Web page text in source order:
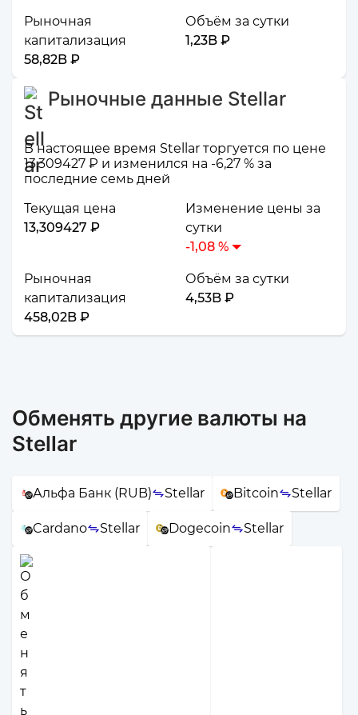
Рыночная
капитализация
58,82B ₽
Объём за сутки
1,23B ₽
Рыночные данные Stellar
В настоящее время Stellar торгуется по цене
13,309427 ₽ и изменился на -6,27 % за
последние семь дней
Текущая цена
13,309427 ₽
Изменение цены за
сутки
-1,08 %
Рыночная
капитализация
458,02B ₽
Объём за сутки
4,53B ₽
Обменять другие валюты на
Stellar
Альфа Банк (RUB) Stellar Bitcoin Stellar
Cardano Stellar Dogecoin Stellar